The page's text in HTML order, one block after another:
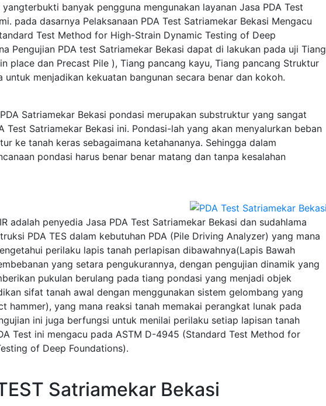
banyak pengguna mengunakan layanan Jasa PDA Test
pada dasarnya Pelaksanaan PDA Test Satriamekar Bekasi Mengacu
Test Method for High-Strain Dynamic Testing of Deep
Pengujian PDA test Satriamekar Bekasi dapat di lakukan pada uji Tiang
place dan Precast Pile ), Tiang pancang kayu, Tiang pancang Struktur
untuk menjadikan kekuatan bangunan secara benar dan kokoh.
Satriamekar Bekasi pondasi merupakan substruktur yang sangat
Test Satriamekar Bekasi ini. Pondasi-lah yang akan menyalurkan beban
ke tanah keras sebagaimana ketahananya. Sehingga dalam
pondasi harus benar benar matang dan tanpa kesalahan
adalah penyedia Jasa PDA Test Satriamekar Bekasi dan sudahlama
PDA TES dalam kebutuhan PDA (Pile Driving Analyzer) yang mana
perilaku lapis tanah perlapisan dibawahnya(Lapis Bawah
yang setara pengukurannya, dengan pengujian dinamik yang
pukulan berulang pada tiang pondasi yang menjadi objek
sifat tanah awal dengan menggunakan sistem gelombang yang
hammer), yang mana reaksi tanah memakai perangkat lunak pada
ini juga berfungsi untuk menilai perilaku setiap lapisan tanah
Test ini mengacu pada ASTM D-4945 (Standard Test Method for
of Deep Foundations).
Satriamekar Bekasi